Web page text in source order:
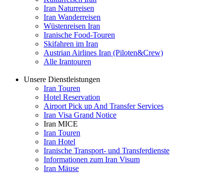
Iran Naturreisen
Iran Wanderreisen
Wüstenreisen Iran
Iranische Food-Touren
Skifahren im Iran
Austrian Airlines Iran (Piloten&Crew)
Alle Irantouren
Unsere Dienstleistungen
Iran Touren
Hotel Reservation
Airport Pick up And Transfer Services
Iran Visa Grand Notice
Iran MICE
Iran Touren
Iran Hotel
Iranische Transport- und Transferdienste
Informationen zum Iran Visum
Iran Mäuse